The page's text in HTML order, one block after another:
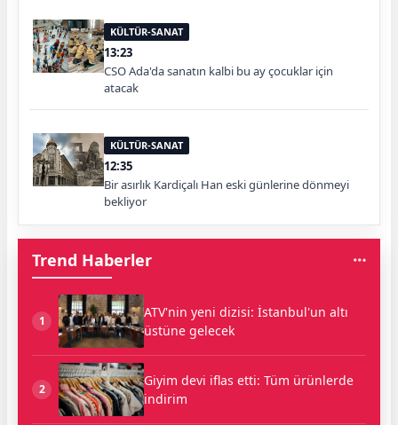
KÜLTÜR-SANAT
13:23
CSO Ada'da sanatın kalbi bu ay çocuklar için
atacak
KÜLTÜR-SANAT
12:35
Bir asırlık Kardiçalı Han eski günlerine dönmeyi
bekliyor
Trend Haberler
1
ATV'nin yeni dizisi: İstanbul'un altı
üstüne gelecek
2
Giyim devi iflas etti: Tüm ürünlerde
indirim